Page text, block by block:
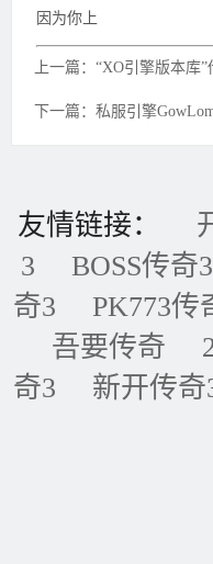
因为你上
上一篇：“XO引擎版本库
下一篇：私服引擎
友情链接：
3
BOSS传奇3
奇3
PK773传
吾要传奇
奇3
新开传奇